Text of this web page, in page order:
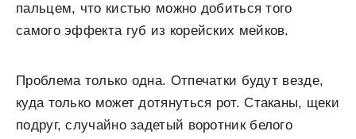
пальцем, что кистью можно добиться того
самого эффекта губ из корейских мейков.
Проблема только одна. Отпечатки будут везде,
куда только может дотянуться рот. Стаканы, щеки
подруг, случайно задетый воротник белого